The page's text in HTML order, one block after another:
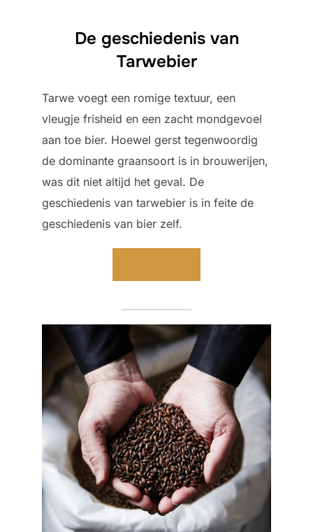
De geschiedenis van
Tarwebier
Tarwe voegt een romige textuur, een
vleugje frisheid en een zacht mondgevoel
aan toe bier. Hoewel gerst tegenwoordig
de dominante graansoort is in brouwerijen,
was dit niet altijd het geval. De
geschiedenis van tarwebier is in feite de
geschiedenis van bier zelf.